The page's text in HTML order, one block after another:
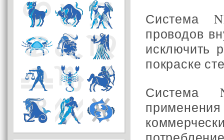
Система
проводов
исключить
покраске
Система